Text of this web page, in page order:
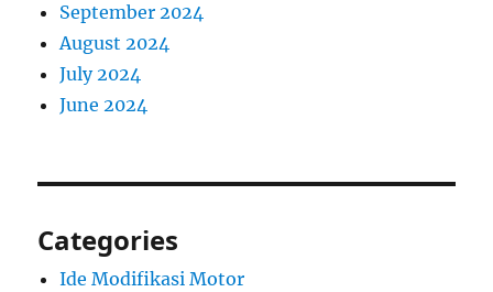
September 2024
August 2024
July 2024
June 2024
Categories
Ide Modifikasi Motor